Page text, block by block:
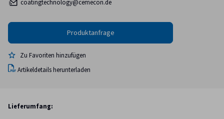
coatingtechnology@cemecon.de
Zu Favoriten hinzufügen
Artikeldetails herunterladen
Lieferumfang: